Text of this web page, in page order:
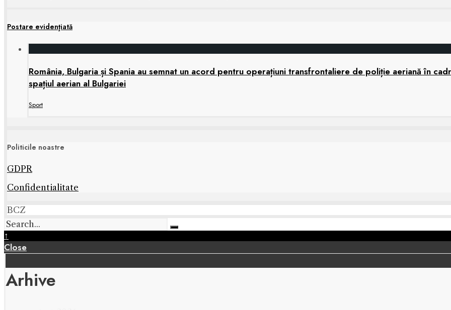
Postare evidenţiată
România, Bulgaria și Spania au semnat un acord pentru operațiuni transfrontaliere de poliție aeriană în
spațiul aerian al Bulgariei
Sport
Politicile noastre
GDPR
Confidentialitate
BCZ
↑
Close
Arhive